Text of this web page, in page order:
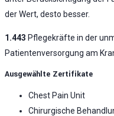
der Wert, desto besser.
1.443 Pflegekräfte in der
Patientenversorgung am
Ausgewählte Zertifikate
Chest Pain Unit
Chirurgische